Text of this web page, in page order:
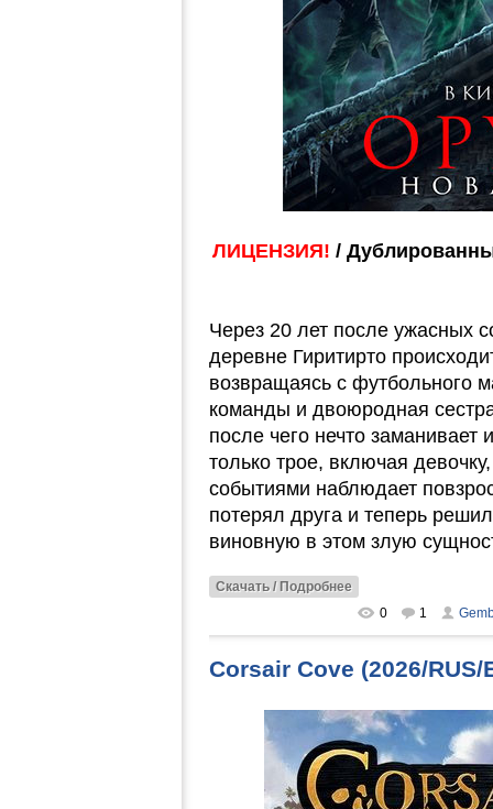
ЛИЦЕНЗИЯ! /
Через 20 лет после ужасных
деревне Гиритирто
возвращаясь с футбольного
команды и двоюродная
после чего нечто
только трое, включая
событиями наблюдает
потерял друга и теперь
виновную в этом злую
Скачать / Подробнее
0
1
Corsair Cove (2026/RUS/